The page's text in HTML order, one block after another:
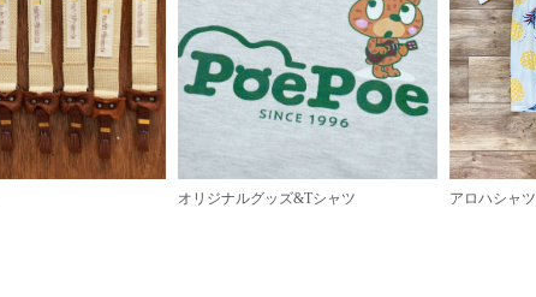
オリジナルグッズ&Tシャツ アロハシャツ